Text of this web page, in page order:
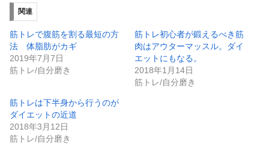
T
w
i
t
e
r
で
共
有
し
い
ウ
ィ
ン
ド
共
有
す
る
に
は
ク
ク
し
て
く
だ
さ
い
関連
筋トレで腹筋を割る最短の方
法 体脂肪がカギ
2019年7月7日
筋トレ/自分磨き
筋トレ初心者が鍛えるべき筋
肉はアウターマッスル。ダイ
エットにもなる。
2018年1月14日
筋トレ/自分磨き
筋トレは下半身から行うのが
ダイエットの近道
2018年3月12日
筋トレ/自分磨き